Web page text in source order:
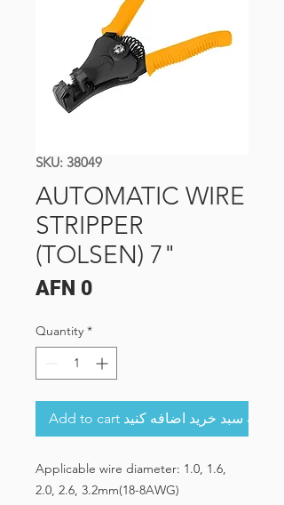
SKU: 38049
AUTOMATIC WIRE
STRIPPER
(TOLSEN) 7"
AFN 0Price
Quantity *
Add to cart به سبد خرید اضافه کنید
Applicable wire diameter: 1.0, 1.6,
2.0, 2.6, 3.2mm(18-8AWG)